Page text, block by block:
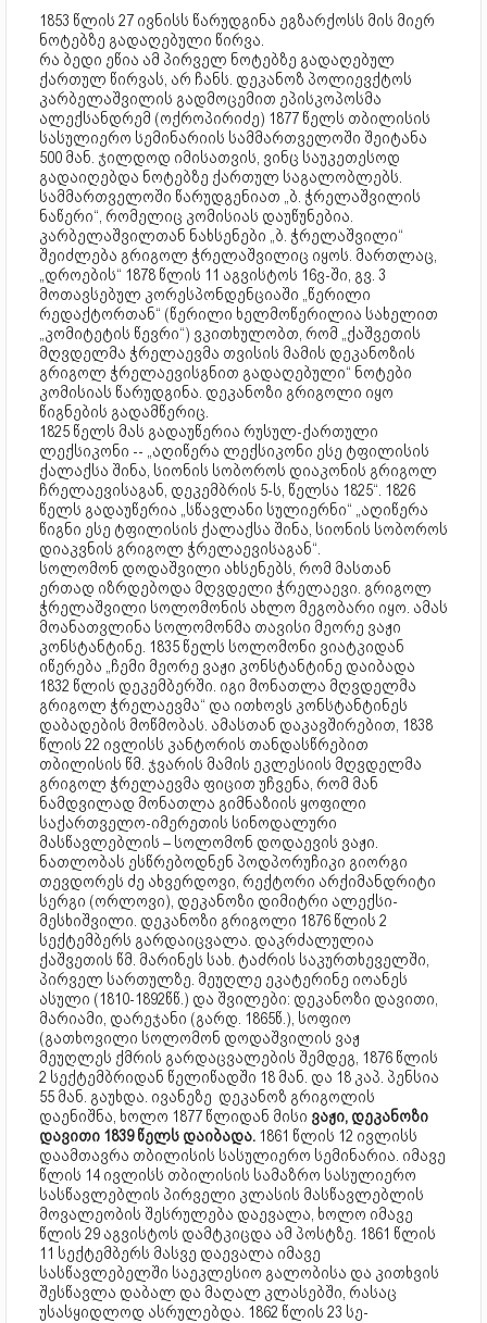
1853 წლის 27 ივნისს წარუდგინა ეგზარქოსს მის მიერ
ნოტებზე გადაღებული წირვა.
რა ბედი ეწია ამ პირველ ნოტებზე გადაღებულ
ქართულ წირვას, არ ჩანს. დეკანოზ პოლიევქტოს
კარბელაშვილის გადმოცემით ეპისკოპოსმა
ალექსანდრემ (ოქროპირიძე) 1877 წელს თბილისის
სასულიერო სემინარიის სამმართველოში შეიტანა
500 მან. ჯილდოდ იმისათვის, ვინც საუკეთესოდ
გადაიღებდა ნოტებზე ქართულ საგალობლებს.
სამმართველოში წარუდგენიათ „ბ. ჭრელაშვილის
ნაწერი“, რომელიც კომისიას დაუწუნებია.
კარბელაშვილთან ნახსენები „ბ. ჭრელაშვილი“
შეიძლება გრიგოლ ჭრელაშვილიც იყოს. მართლაც,
„დროების“ 1878 წლის 11 აგვისტოს 16ვ-ში, გვ. 3
მოთავსებულ კორესპონდენციაში „წერილი
რედაქტორთან“ (წერილი ხელმოწერილია სახელით
„კომიტეტის წევრი“) ვკითხულობთ, რომ „ქაშვეთის
მღვდელმა ჭრელაევმა თვისის მამის დეკანოზის
გრიგოლ ჭრელაევისგნით გადაღებული“ ნოტები
კომისიას წარუდგინა. დეკანოზი გრიგოლი იყო
წიგნების გადამწერიც.
1825 წელს მას გადაუწერია რუსულ-ქართული
ლექსიკონი -- „აღიწერა ლექსიკონი ესე ტფილისის
ქალაქსა შინა, სიონის სობოროს დიაკონის გრიგოლ
ჩრელაევისაგან, დეკემბრის 5-ს, წელსა 1825“. 1826
წელს გადაუწერია „სწავლანი სულიერნი“ „აღიწერა
წიგნი ესე ტფილისის ქალაქსა შინა, სიონის სობოროს
დიაკვნის გრიგოლ ჭრელაევისაგან“.
სოლომონ დოდაშვილი ახსენებს, რომ მასთან
ერთად იზრდებოდა მღვდელი ჭრელაევი. გრიგოლ
ჭრელაშვილი სოლომონის ახლო მეგობარი იყო. ამას
მოანათვლინა სოლომონმა თავისი მეორე ვაჟი
კონსტანტინე. 1835 წელს სოლომონი ვიატკიდან
იწერება „ჩემი მეორე ვაჟი კონსტანტინე დაიბადა
1832 წლის დეკემბერში. იგი მონათლა მღვდელმა
გრიგოლ ჭრელაევმა“ და ითხოვს კონსტანტინეს
დაბადების მოწმობას. ამასთან დაკავშირებით, 1838
წლის 22 ივლისს კანტორის თანდასწრებით
თბილისის წმ. ჯვარის მამის ეკლესიის მღვდელმა
გრიგოლ ჭრელაევმა ფიცით უჩვენა, რომ მან
ნამდვილად მონათლა გიმნაზიის ყოფილი
საქართველო-იმერეთის სინოდალური
მასწავლებლის – სოლომონ დოდაევის ვაჟი.
ნათლობას ესწრებოდნენ პოდპორუჩიკი გიორგი
თევდორეს ძე ახვერდოვი, რექტორი არქიმანდრიტი
სერგი (ორლოვი), დეკანოზი დიმიტრი ალექსი-
მესხიშვილი. დეკანოზი გრიგოლი 1876 წლის 2
სექტემბერს გარდაიცვალა. დაკრძალულია
ქაშვეთის წმ. მარინეს სახ. ტაძრის საკურთხეველში,
პირველ სართულზე. მეუღლე ეკატერინე იოანეს
ასული (1810-1892წწ.) და შვილები: დეკანოზი დავითი,
მარიამი, დარეჯანი (გარდ. 1865წ.), სოფიო
(გათხოვილი სოლომონ დოდაშვილის ვაჟ
მეუღლეს ქმრის გარდაცვალების შემდეგ, 1876 წლის
2 სექტემბრიდან წელიწადში 18 მან. და 18 კაპ. პენსია
55 მან. გაუხდა. ივანეზე დეკანოზ გრიგოლის
დაენიშნა, ხოლო 1877 წლიდან მისი ვაჟი, დეკანოზი
დავითი 1839 წელს დაიბადა. 1861 წლის 12 ივლისს
დაამთავრა თბილისის სასულიერო სემინარია. იმავე
წლის 14 ივლისს თბილისის სამაზრო სასულიერო
სასწავლებლის პირველი კლასის მასწავლებლის
მოვალეობის შესრულება დაევალა, ხოლო იმავე
წლის 29 აგვისტოს დამტკიცდა ამ პოსტზე. 1861 წლის
11 სექტემბერს მასვე დაევალა იმავე
სასწავლებელში საეკლესიო გალობისა და კითხვის
შესწავლა დაბალ და მაღალ კლასებში, რასაც
უსასყიდლოდ ასრულებდა. 1862 წლის 23 სე-